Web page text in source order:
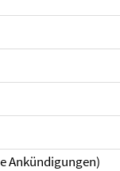
Ankündigungen)